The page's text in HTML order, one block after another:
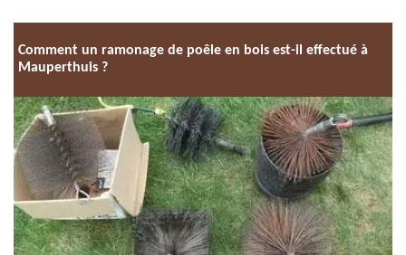
Comment un ramonage de poêle en bois est-il effectué à
Mauperthuis ?